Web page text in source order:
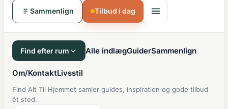
Sammenlign Tilbud i dag
Find efter rum Alle indlægGuiderSammenlign
Om/KontaktLivsstil
Find Alt Til Hjemmet samler guides, inspiration og gode tilbud
ét sted.